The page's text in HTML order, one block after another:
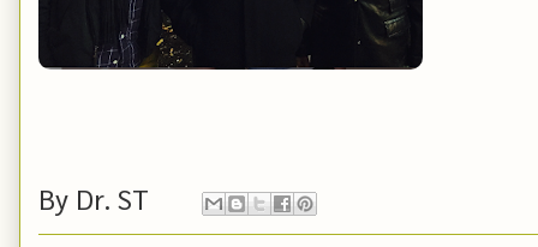
By Dr. ST